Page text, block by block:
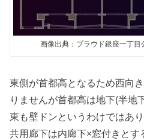
画像出典：プラウド銀座一丁目
東側が首都高となるため西向
りませんが首都高は地下(半地
東も壁ドンというわけではあ
共用廊下は内廊下×窓付きと